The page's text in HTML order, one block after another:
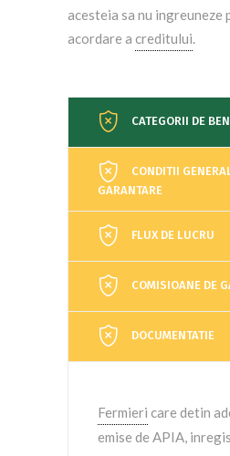
acesteia sa nu ingreuneze
acordare a creditului.
CATEGORII DE
CONDITII
GARANTARE
FLUX DE LUCRU
COMISIOANE DE
DOCUMENTATIE
Fermieri care detin
emise de APIA,